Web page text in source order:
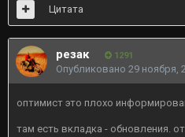
Цитата
резак 1291
Опубликовано 29 ноября,
оптимист это плохо
там есть вкладка - обновления.